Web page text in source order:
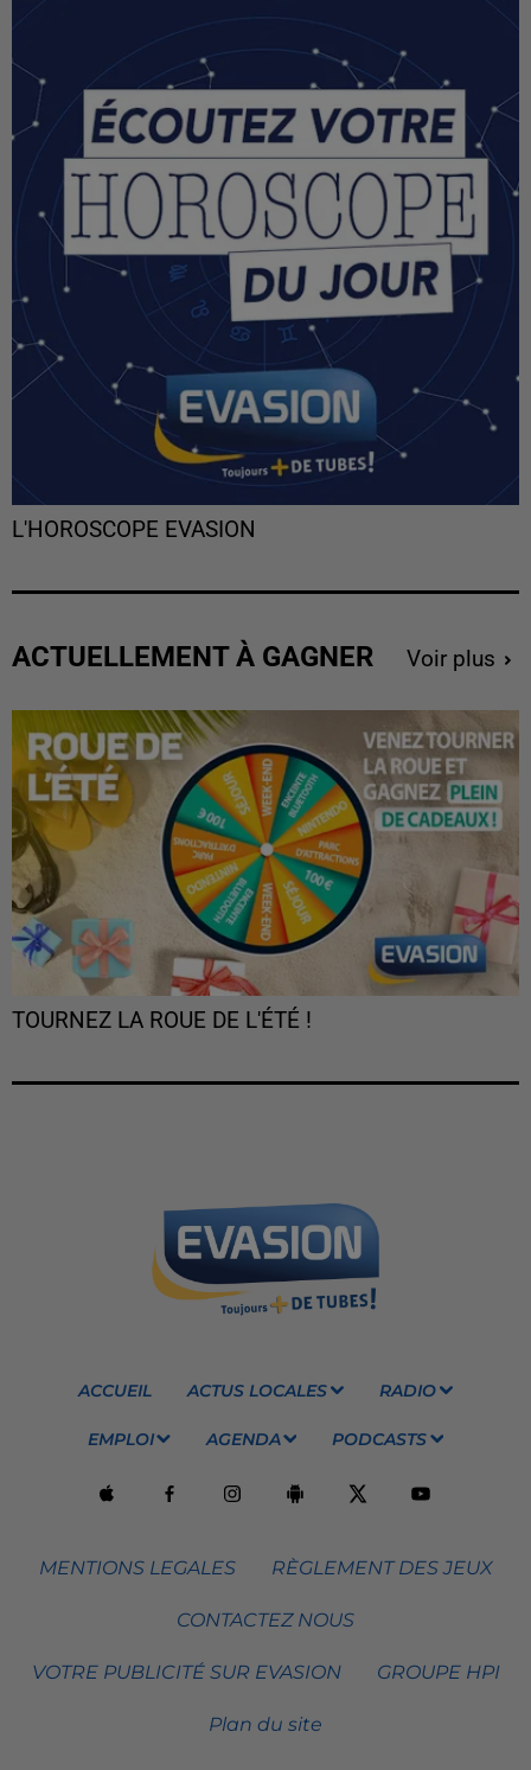
L'HOROSCOPE EVASION
ACTUELLEMENT À GAGNER Voir plus
TOURNEZ LA ROUE DE L'ÉTÉ !
ACCUEIL ACTUS LOCALES RADIO
EMPLOI AGENDA PODCASTS
MENTIONS LEGALES RÈGLEMENT DES JEUX
CONTACTEZ NOUS
VOTRE PUBLICITÉ SUR EVASION GROUPE HPI
Plan du site